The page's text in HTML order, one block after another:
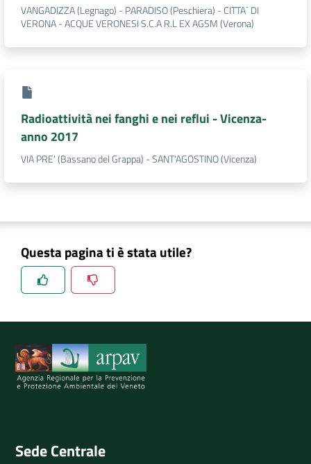
VANGADIZZA (Legnago) - PARADISO (Peschiera) - CITTA´ DI
VERONA - ACQUE VERONESI S.C.A R.L EX AGSM (Verona)
Radioattività nei fanghi e nei reflui - Vicenza-
anno 2017
VIA PRE' (Bassano del Grappa) - SANT'AGOSTINO (Vicenza)
Questa pagina ti è stata utile?
Spiegaci perchè, e aiutaci a migliorare il servizio
Sede Centrale